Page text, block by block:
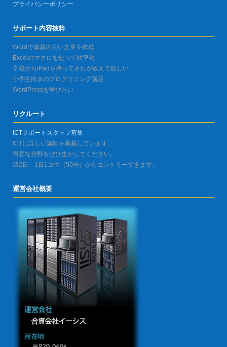
プライバシーポリシー
サポート内容抜粋
Wordで体裁の良い文章を作成
Excelのマクロを使って効率化
学校からiPadを持ってきたが教えて欲しい
小学生向きのプログラミング講座
WordPressを学びたい
リクルート
ICTサポートスタッフ募集
ICTに詳しい講師を募集しています。
得意な分野をぜひ生かしてください。
週2日、1日1コマ（50分）からエントリーできます。
運営会社概要